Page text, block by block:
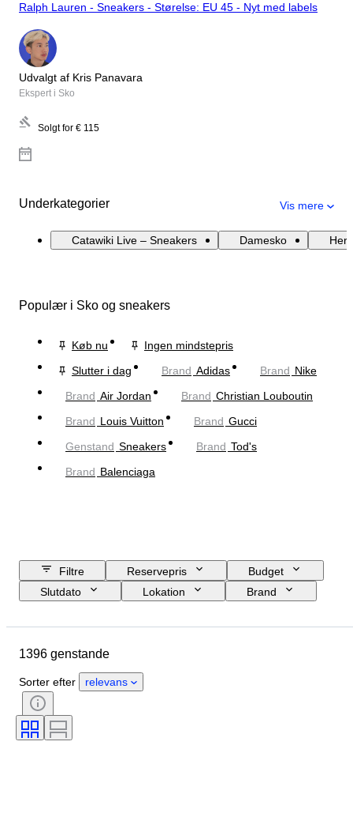
Ralph Lauren - Sneakers - Størelse: EU 45 - Nyt med labels
Udvalgt af Kris Panavara
Ekspert i Sko
Solgt for € 115
Underkategorier Vis mere
Catawiki Live – Sneakers Damesko
Populær i Sko og sneakers
Køb nu
Ingen mindstepris
Slutter i dag
Brand Adidas Brand Nike
Brand Air Jordan Brand Christian Louboutin
Brand Louis Vuitton Brand Gucci
Genstand Sneakers Brand Tod's
Brand Balenciaga
Filtre Reservepris
Budget
Slutdato
Lokation
Brand
Køn
Æra
Tilbehør inkluderet
Model
1396 genstande
Sorter efter relevans